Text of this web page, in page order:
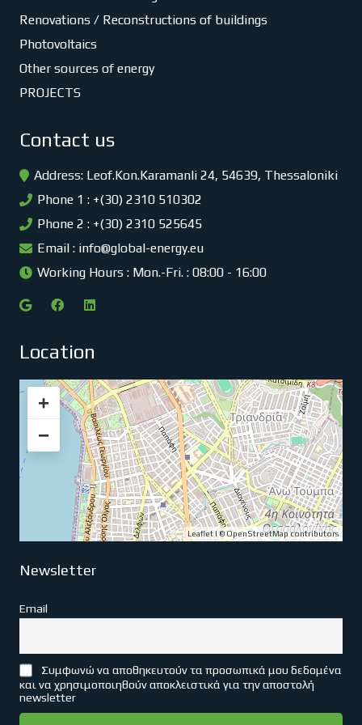
Renovations / Reconstructions of buildings
Photovoltaics
Other sources of energy
PROJECTS
Contact us
Address: Leof.Kon.Karamanli 24, 54639, Thessaloniki
Phone 1 : +(30) 2310 510302
Phone 2 : +(30) 2310 525645
Email : info@global-energy.eu
Working Hours : Mon.-Fri. : 08:00 - 16:00
Location
+
−
Leaflet | ©OpenStreetMapcontributors
Newsletter
Email
Συμφωνώ να αποθηκευτούν τα προσωπικά μου δεδομένα
και να χρησιμοποιηθούν αποκλειστικά για την αποστολή
newsletter